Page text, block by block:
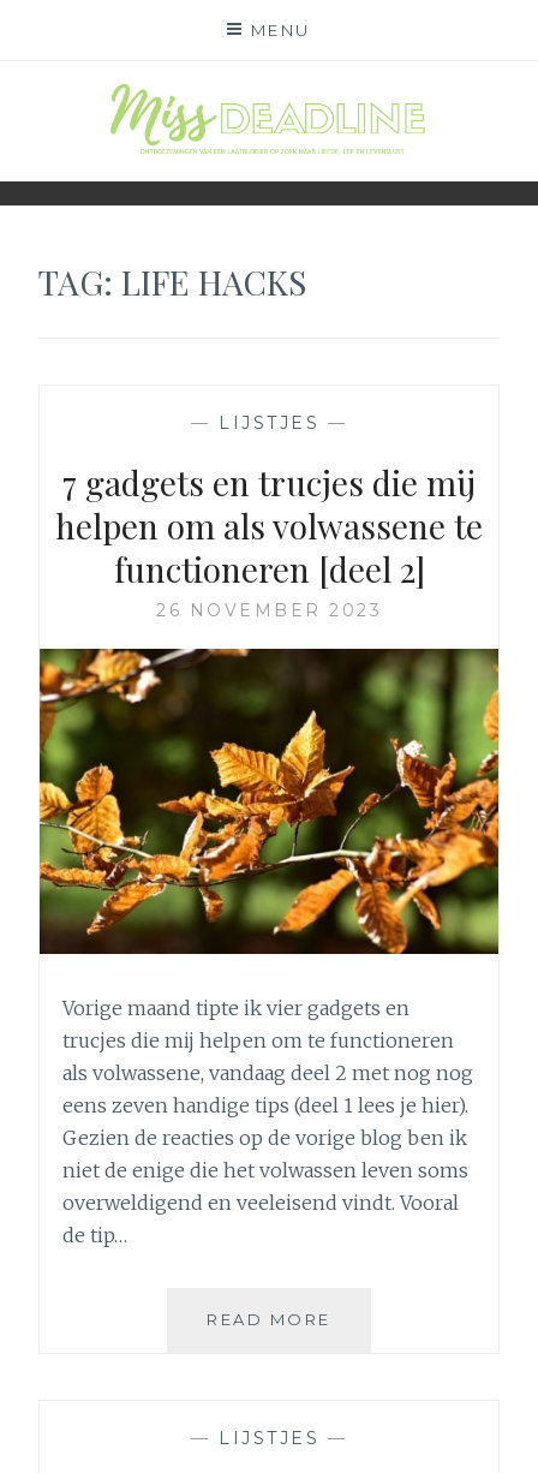
MENU
MISS DEADLINE
ONDERWEG NAAR LIEFDE, LEF EN LEVENSLUST
TAG:LIFE HACKS
— LIJSTJES —
7 gadgets en trucjes die mij
helpen om als volwassene te
functioneren [deel 2]
26 NOVEMBER 2023
Vorige maand tipte ik vier gadgets en
trucjes die mij helpen om te functioneren
als volwassene, vandaag deel 2 met nog nog
eens zeven handige tips (deel 1 lees je hier).
Gezien de reacties op de vorige blog ben ik
niet de enige die het volwassen leven soms
overweldigend en veeleisend vindt. Vooral
de tip…
READ MORE
— LIJSTJES —